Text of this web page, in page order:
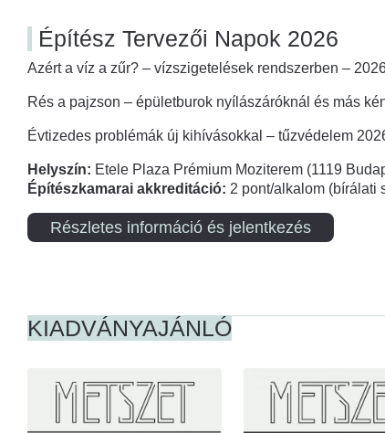
Építész Tervezői Napok 2026
Azért a víz a zűr? – vízszigetelések rendszerben –
Rés a pajzson – épületburok nyílászáróknál és más
Évtizedes problémák új kihívásokkal – tűzvédelem
Helyszín: Etele Plaza Prémium Moziterem (1119
Építészkamarai akkreditáció: 2 pont/alkalom (bírálati
Részletes információ és jelentkezés
KIADVÁNYAJÁNLÓ